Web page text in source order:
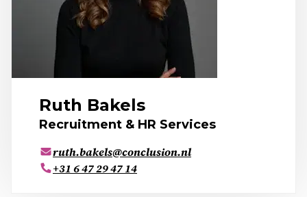
Ruth Bakels
Recruitment & HR Services
ruth.bakels@conclusion.nl
+31 6 47 29 47 14